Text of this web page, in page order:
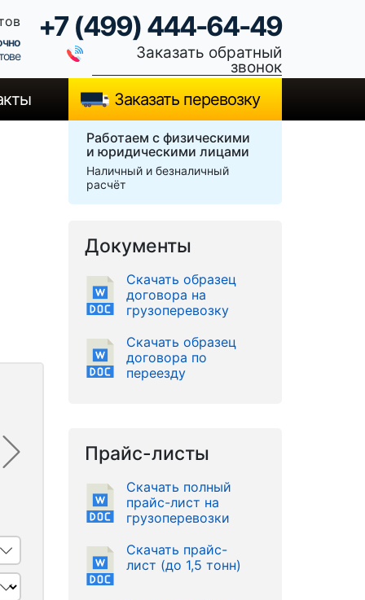
+7 (499) 444-64-49
Заказать обратный
звонок
Заказать перевозку
Работаем с физическими
и юридическими лицами
Наличный и безналичный
расчёт
Документы
Скачать образец
договора на
грузоперевозку
Скачать образец
договора по
переезду
Прайс-листы
Скачать полный
прайс-лист на
грузоперевозки
Скачать прайс-
лист (до 1,5 тонн)